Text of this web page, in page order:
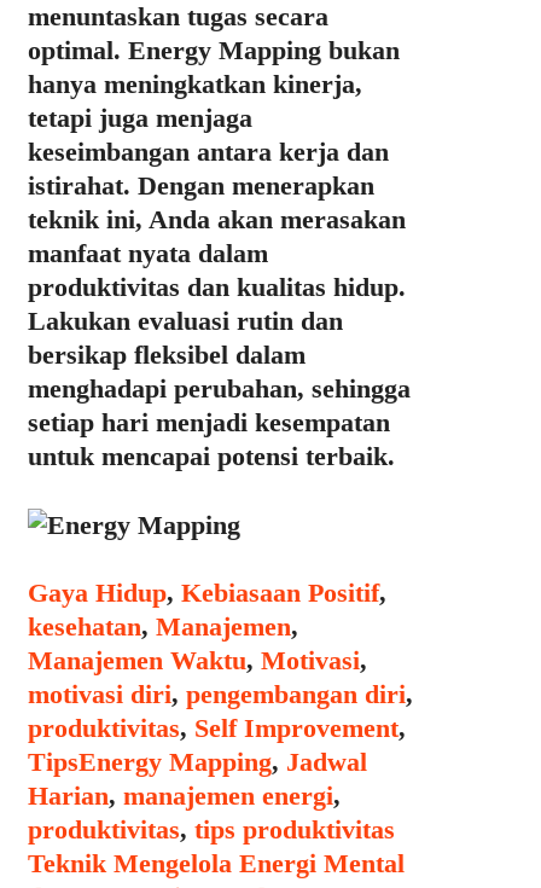
menuntaskan tugas secara
optimal. Energy Mapping bukan
hanya meningkatkan kinerja,
tetapi juga menjaga
keseimbangan antara kerja dan
istirahat. Dengan menerapkan
teknik ini, Anda akan merasakan
manfaat nyata dalam
produktivitas dan kualitas hidup.
Lakukan evaluasi rutin dan
bersikap fleksibel dalam
menghadapi perubahan, sehingga
setiap hari menjadi kesempatan
untuk mencapai potensi terbaik.
Categories
Gaya Hidup, Kebiasaan Positif,
kesehatan, Manajemen,
Manajemen Waktu, Motivasi,
motivasi diri, pengembangan diri,
produktivitas, Self Improvement,
TipsTags
Energy Mapping, Jadwal
Harian, manajemen energi,
produktivitas, tips produktivitas
Post
Teknik Mengelola Energi Mental